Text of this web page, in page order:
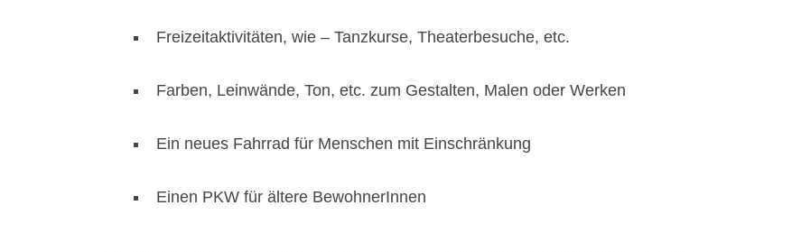
Freizeitaktivitäten, wie – Tanzkurse, Theaterbesuche, etc.
Farben, Leinwände, Ton, etc. zum Gestalten, Malen oder Werken
Ein neues Fahrrad für Menschen mit Einschränkung
Einen PKW für ältere BewohnerInnen